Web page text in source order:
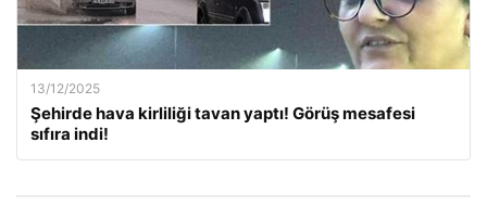
13/12/2025
Şehirde hava kirliliği tavan yaptı! Görüş mesafesi
sıfıra indi!